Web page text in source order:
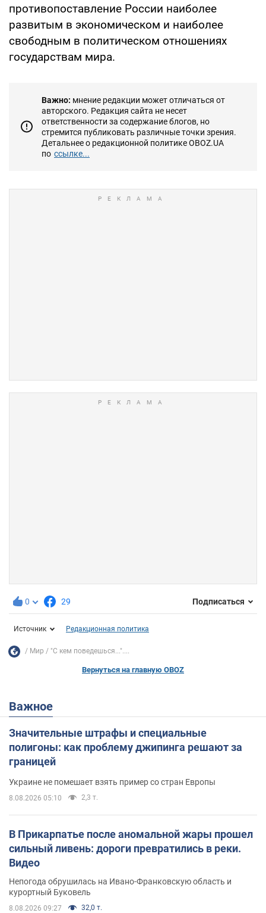
противопоставление России наиболее
развитым в экономическом и наиболее
свободным в политическом отношениях
государствам мира.
Важно: мнение редакции может отличаться от
авторского. Редакция сайта не несет
ответственности за содержание блогов, но
стремится публиковать различные точки зрения.
Детальнее о редакционной политике OBOZ.UA
по ссылке...
0 29 Подписаться
Источник Редакционная политика
Мир "С кем поведешься..."....
Вернуться на главную OBOZ
Важное
Значительные штрафы и специальные
полигоны: как проблему джипинга решают за
границей
Украине не помешает взять пример со стран Европы
8.08.2026 05:10 2,3 т.
В Прикарпатье после аномальной жары прошел
сильный ливень: дороги превратились в реки.
Видео
Непогода обрушилась на Ивано-Франковскую область и
курортный Буковель
8.08.2026 09:27 32,0 т.